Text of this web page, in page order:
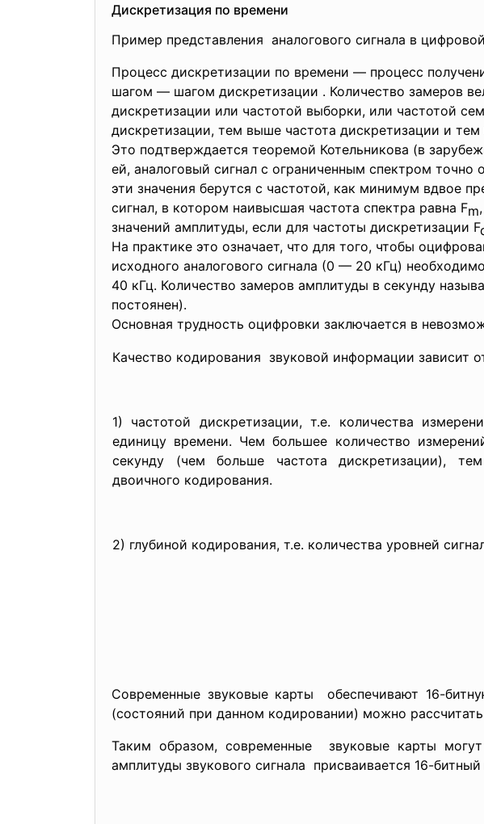
Дискретизация по времени
Пример представления аналогового сигнала в
Процесс дискретизации по времени — процесс
шагом — шагом дискретизации . Количество замеров
дискретизации или частотой выборки, или частотой
дискретизации, тем выше частота дискретизации и
Это подтверждается теоремой Котельникова (в
ей, аналоговый сигнал с ограниченным спектром
эти значения берутся с частотой, как минимум вдвое
сигнал, в котором наивысшая частота спектра равна Fm
значений амплитуды, если для частоты дискретизации F
На практике это означает, что для того, чтобы
исходного аналогового сигнала (0 — 20 кГц)
40 кГц. Количество замеров амплитуды в секунду
постоянен).
Основная трудность оцифровки заключается в
Качество кодирования звуковой информации зависит
1) частотой дискретизации, т.е. количества
единицу времени. Чем большее количество
секунду (чем больше частота дискретизации),
двоичного кодирования.
2) глубиной кодирования, т.е. количества уровней
Современные звуковые карты обеспечивают 16-
(состояний при данном кодировании) можно
Таким образом, современные звуковые карты
амплитуды звукового сигнала присваивается 16-битный